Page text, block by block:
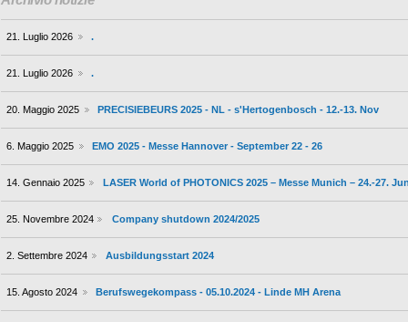
21. Luglio 2026 .
21. Luglio 2026 .
20. Maggio 2025 PRECISIEBEURS 2025 - NL - s'Hertogenbosch - 12.-13. Nov
6. Maggio 2025 EMO 2025 - Messe Hannover - September 22 - 26
14. Gennaio 2025 LASER World of PHOTONICS 2025 – Messe Munich – 24.-27.
25. Novembre 2024 Company shutdown 2024/2025
2. Settembre 2024 Ausbildungsstart 2024
15. Agosto 2024 Berufswegekompass - 05.10.2024 - Linde MH Arena